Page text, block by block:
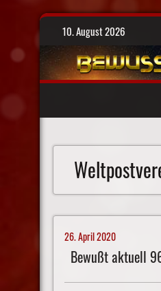
Skip
10. August 2026
26. April 2020